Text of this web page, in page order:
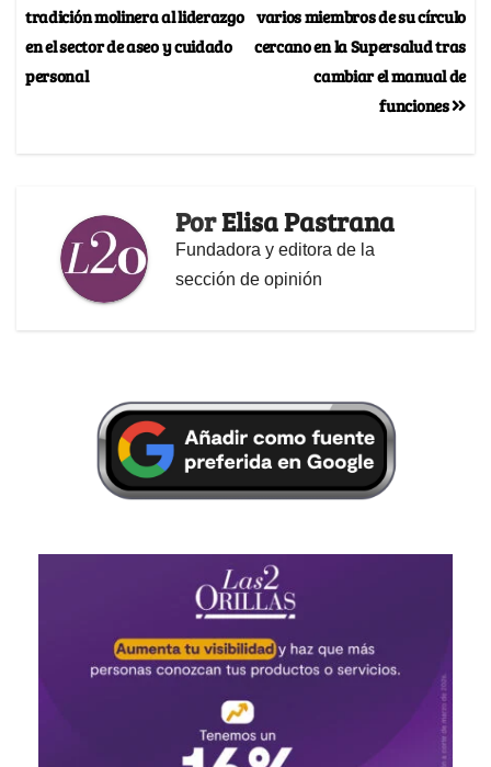
varios miembros de su círculo
cercano en la Supersalud tras
cambiar el manual de
funciones
tradición molinera al liderazgo
en el sector de aseo y cuidado
personal
PorElisa Pastrana
Fundadora y editora de la
sección de opinión